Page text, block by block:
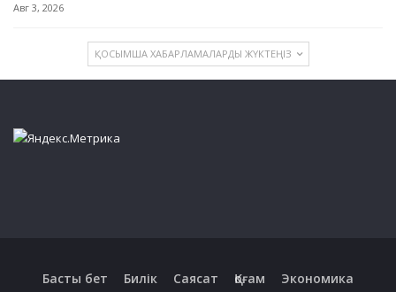
Авг 3, 2026
ҚОСЫМША ХАБАРЛАМАЛАРДЫ ЖҮКТЕҢІЗ
Басты бет Билік Саясат Қоғам Экономика